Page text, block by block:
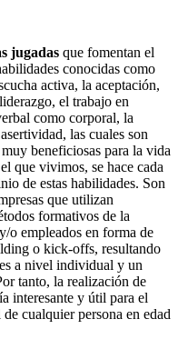
jugadas que fomentan el
conocidas como
activa, la aceptación,
el trabajo en
como corporal, la
las cuales son
beneficiosas para la vida
que vivimos, se hace cada
de estas habilidades. Son
que utilizan
formativos de la
o empleados en forma de
o kick-offs, resultando
a nivel individual y un
tanto, la realización de
interesante y útil para el
cualquier persona en edad